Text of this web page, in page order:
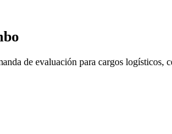
de evaluación para cargos logísticos,